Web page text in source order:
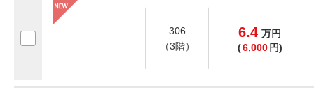
306
（3階）
6.4 万円
(6,000 円)